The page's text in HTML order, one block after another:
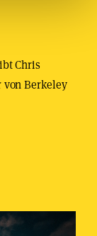
Chris
Berkeley